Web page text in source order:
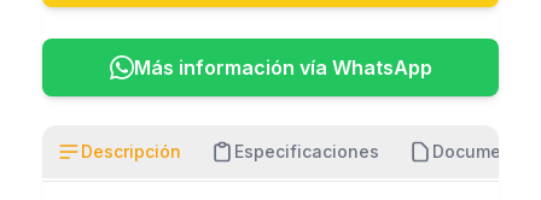
Más información vía WhatsApp
Descripción Especificaciones Documentos